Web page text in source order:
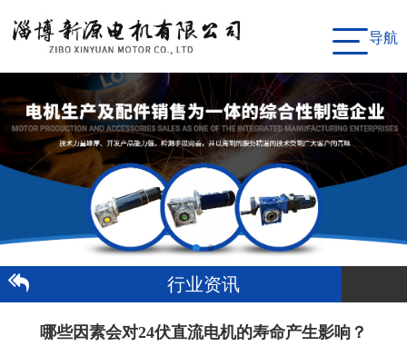
导航
行业资讯
哪些因素会对24伏直流电机的寿命产生影响？